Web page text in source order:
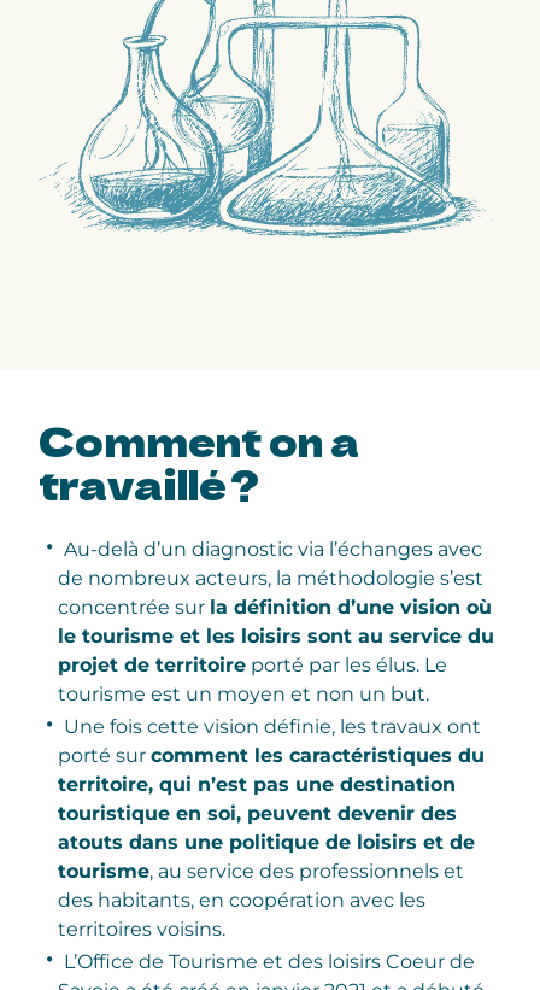
Commenton a
travaillé ?
Au-delà d’un diagnostic via l’échanges avec
de nombreux acteurs, la méthodologie s’est
concentrée sur la définition d’une vision où
le tourisme et les loisirs sont au service du
projet de territoire porté par les élus. Le
tourisme est un moyen et non un but.
Une fois cette vision définie, les travaux ont
porté sur comment les caractéristiques du
territoire, qui n’est pas une destination
touristique en soi, peuvent devenir des
atouts dans une politique de loisirs et de
tourisme, au service des professionnels et
des habitants, en coopération avec les
territoires voisins.
L’Office de Tourisme et des loisirs Coeur de